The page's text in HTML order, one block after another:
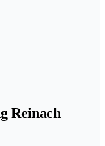
Reinach